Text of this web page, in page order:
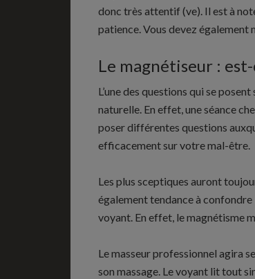
donc très attentif (ve). Il est à
patience. Vous devez
Le magnétiseur :
L’une des questions qui se
naturelle. En effet, une séance
poser différentes questions
efficacement sur votre mal-être.
Les plus sceptiques auront
également tendance à confondre
voyant. En effet, le magnétisme
Le masseur professionnel agira
son massage. Le voyant lit tout